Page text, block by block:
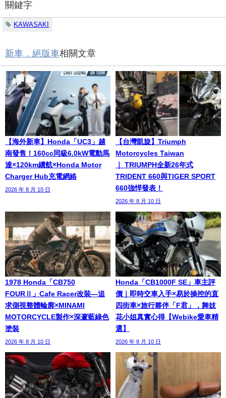
關鍵字
KAWASAKI
新車．絕版車相關文章
【海外新車】Honda「UC3」越
南發售！160cc同級6.0kW電動馬
達×120km續航×Honda Motor
Charger Hub充電網絡
2026 年 8 月 10 日
【台灣凱旋】Triumph
Motorcycles Taiwan
｜ TRIUMPH全新26年式
TRIDENT 660與TIGER SPORT
660強悍發表！
2026 年 8 月 10 日
1978 Honda「CB750
FOURⅡ」Cafe Racer改裝—追
求側視整體輪廓×MINAMI
MOTORCYCLE製作×深邃藍綠色
塗裝
2026 年 8 月 10 日
Honda「CB1000F SE」車主評
價｜即時交車入手×易於操控的直
四街車×旅行夥伴「F君」，舞妓
花小姐真實心得【Webike愛車精
選】
2026 年 8 月 10 日